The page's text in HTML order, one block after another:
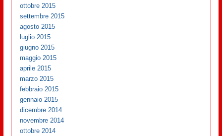
ottobre 2015
settembre 2015
agosto 2015
luglio 2015
giugno 2015
maggio 2015
aprile 2015
marzo 2015
febbraio 2015
gennaio 2015
dicembre 2014
novembre 2014
ottobre 2014